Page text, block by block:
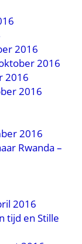
2016
2016
2016
2016
2016
Rwanda –
2016
tijd en Stille